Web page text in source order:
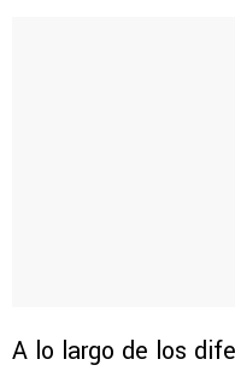
A lo largo de los